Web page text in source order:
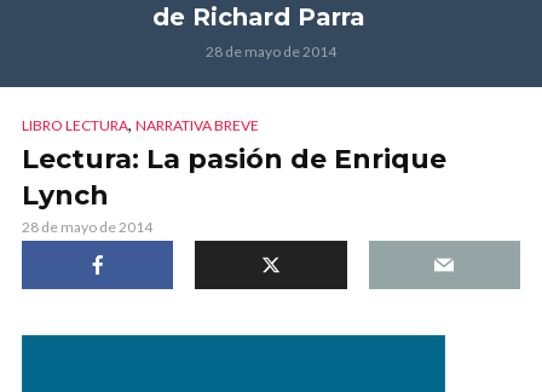
de Richard Parra
28 de mayo de 2014
LIBRO LECTURA, NARRATIVA BREVE
Lectura: La pasión de Enrique
Lynch
28 de mayo de 2014